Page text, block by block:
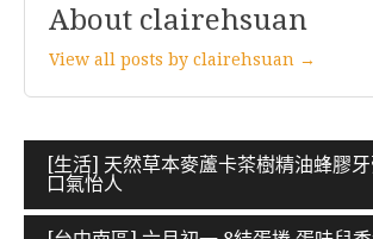
About clairehsuan
View all posts by clairehsuan →
文
章
[生活] 天然草本麥蘆卡茶樹精油蜂膠
口氣怡人